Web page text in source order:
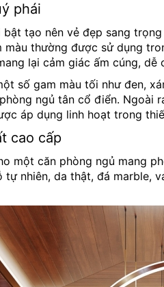
phái
tạo nên vẻ đẹp sang
màu thường được sử dụng
lại cảm giác ấm cúng, dễ
số gam màu tối như đen,
ngủ tân cổ điển. Ngoài
áp dụng linh hoạt trong
cao cấp
một căn phòng ngủ mang
tự nhiên, da thật, đá marble,